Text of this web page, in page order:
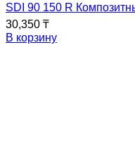
SDI 90 150 R
30,350 ₸
В корзину